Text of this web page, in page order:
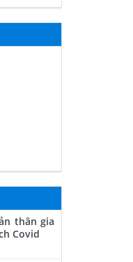
thân gia
Covid